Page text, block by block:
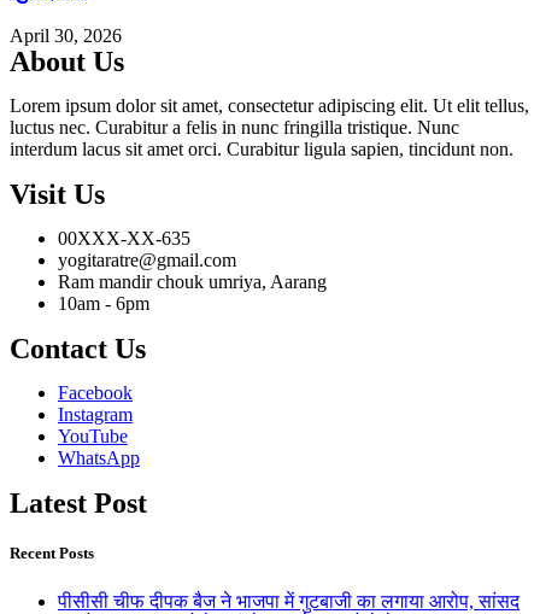
April 30, 2026
About Us
Lorem ipsum dolor sit amet, consectetur adipiscing elit. Ut elit tellus,
luctus nec. Curabitur a felis in nunc fringilla tristique. Nunc
interdum lacus sit amet orci. Curabitur ligula sapien, tincidunt non.
Visit Us
00XXX-XX-635
yogitaratre@gmail.com
Ram mandir chouk umriya, Aarang
10am - 6pm
Contact Us
Facebook
Instagram
YouTube
WhatsApp
Latest Post
Recent Posts
पीसीसी चीफ दीपक बैज ने भाजपा में गुटबाजी का लगाया आरोप, सांसद